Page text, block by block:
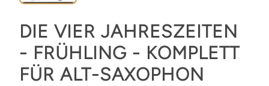
DIE VIER JAHRESZEITEN
- FRÜHLING - KOMPLETT
FÜR ALT-SAXOPHON